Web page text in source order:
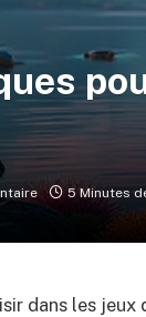
5 Minutes
dans les jeux